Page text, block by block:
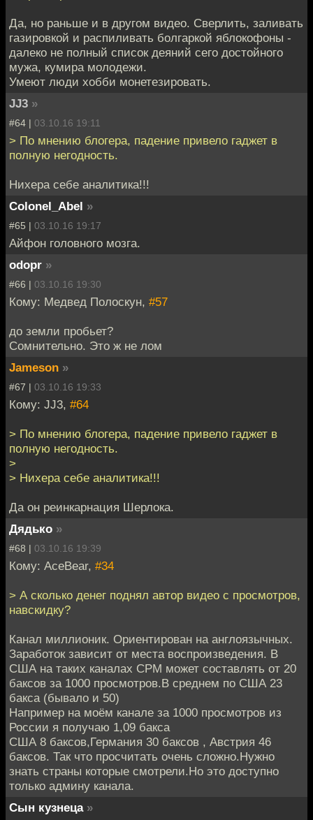
Да, но раньше и в другом видео. Сверлить, заливать
газировкой и распиливать болгаркой яблокофоны -
далеко не полный список деяний сего достойного
мужа, кумира молодежи.
Умеют люди хобби монетезировать.
JJ3 »
#64 | 03.10.16 19:11
> По мнению блогера, падение привело гаджет в
полную негодность.
Нихера себе аналитика!!!
Colonel_Abel »
#65 | 03.10.16 19:17
Айфон головного мозга.
odopr »
#66 | 03.10.16 19:30
Кому: Медвед Полоскун, #57
до земли пробьет?
Сомнительно. Это ж не лом
Jameson »
#67 | 03.10.16 19:33
Кому: JJ3, #64
> По мнению блогера, падение привело гаджет в
полную негодность.
>
> Нихера себе аналитика!!!
Да он реинкарнация Шерлока.
Дядько »
#68 | 03.10.16 19:39
Кому: AceBear, #34
> А сколько денег поднял автор видео с просмотров,
навскидку?
Канал миллионик. Ориентирован на англоязычных.
Заработок зависит от места воспроизведения. В
США на таких каналах СРМ может составлять от 20
баксов за 1000 просмотров.В среднем по США 23
бакса (бывало и 50)
Например на моём канале за 1000 просмотров из
России я получаю 1,09 бакса
США 8 баксов,Германия 30 баксов , Австрия 46
баксов. Так что просчитать очень сложно.Нужно
знать страны которые смотрели.Но это доступно
только админу канала.
Сын кузнеца »